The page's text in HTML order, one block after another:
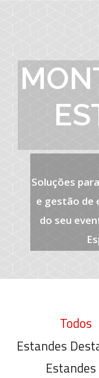
MON
ES
Todos
Estandes